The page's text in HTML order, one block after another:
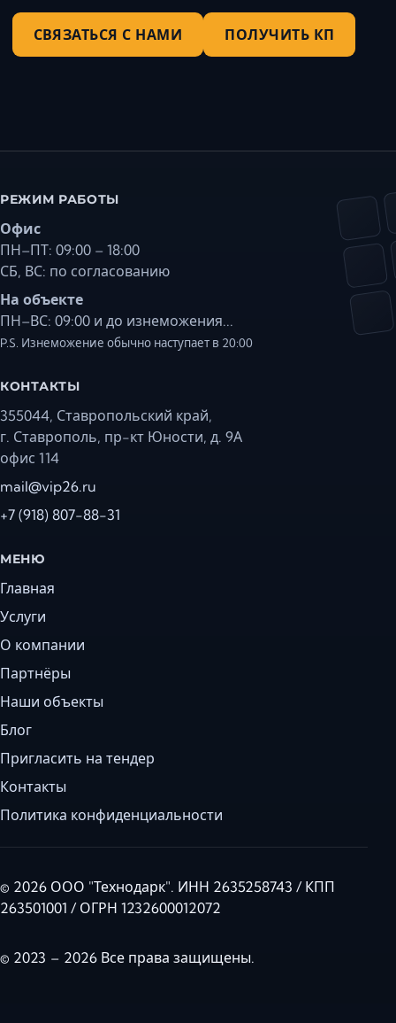
СВЯЗАТЬСЯ С НАМИ ПОЛУЧИТЬ КП
РЕЖИМ РАБОТЫ
Офис
ПН–ПТ: 09:00 – 18:00
СБ, ВС: по согласованию
На объекте
ПН–ВС: 09:00 и до изнеможения...
P.S. Изнеможение обычно наступает в 20:00
КОНТАКТЫ
355044, Ставропольский край,
г. Ставрополь, пр-кт Юности, д. 9А
офис 114
mail@vip26.ru
+7 (918) 807-88-31
МЕНЮ
Главная
Услуги
О компании
Партнёры
Наши объекты
Блог
Пригласить на тендер
Контакты
Политика конфиденциальности
© 2026 ООО "Технодарк". ИНН 2635258743 / КПП
263501001 / ОГРН 1232600012072
© 2023 – 2026 Все права защищены.